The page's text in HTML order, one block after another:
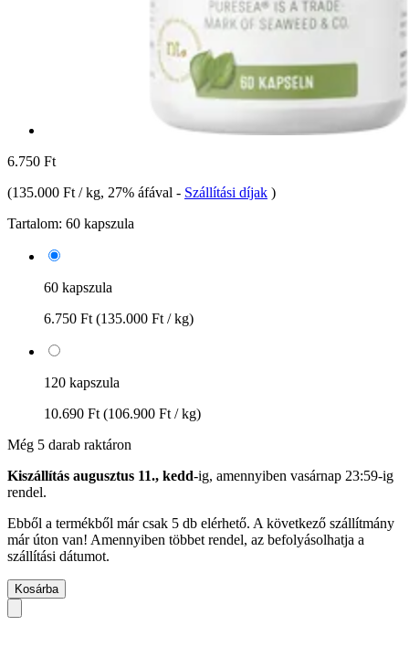
6.750 Ft
(135.000 Ft / kg, 27% áfával - Szállítási díjak )
Tartalom: 60 kapszula
60 kapszula
6.750 Ft (135.000 Ft / kg)
120 kapszula
10.690 Ft (106.900 Ft / kg)
Még 5 darab raktáron
Kiszállítás augusztus 11., kedd-ig, amennyiben vasárnap 23:59-ig
rendel.
Ebből a termékből már csak 5 db elérhető. A következő szállítmány
már úton van! Amennyiben többet rendel, az befolyásolhatja a
szállítási dátumot.
Kosárba